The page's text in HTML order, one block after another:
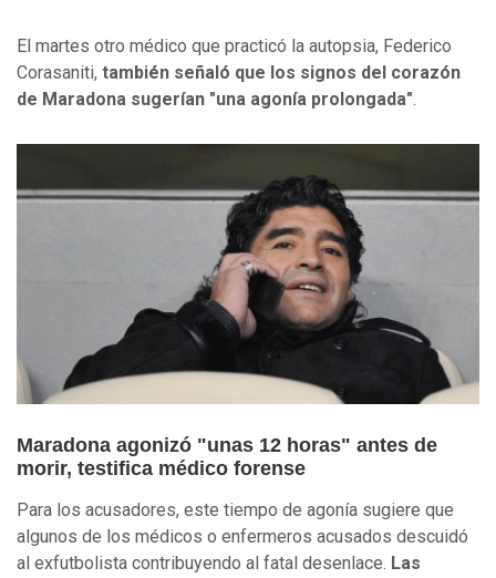
El martes otro médico que practicó la autopsia, Federico
Corasaniti, también señaló que los signos del corazón
de Maradona sugerían "una agonía prolongada".
Maradona agonizó "unas 12 horas" antes de
morir, testifica médico forense
Para los acusadores, este tiempo de agonía sugiere que
algunos de los médicos o enfermeros acusados descuidó
al exfutbolista contribuyendo al fatal desenlace. Las